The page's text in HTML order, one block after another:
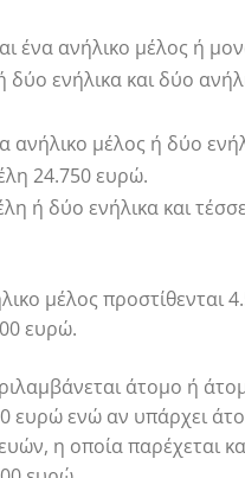
ένα ανήλικο μέλος ή
δύο ενήλικα και δύο
ανήλικο μέλος ή δύο
24.750 ευρώ.
ή δύο ενήλικα και
μέλος
ευρώ.
άτομο ή
ευρώ ενώ αν υπάρχει
η οποία παρέχεται